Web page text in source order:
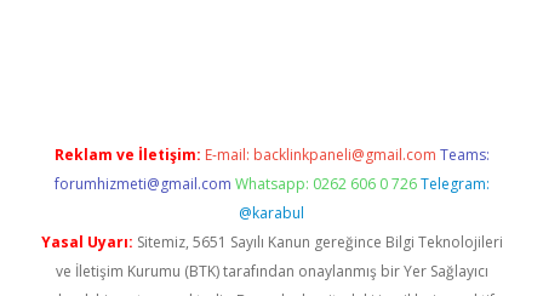
Reklam ve İletişim: E-mail: backlinkpaneli@gmail.com Teams:
forumhizmeti@gmail.com Whatsapp: 0262 606 0 726 Telegram:
@karabul
Yasal Uyarı: Sitemiz, 5651 Sayılı Kanun gereğince Bilgi Teknolojileri
ve İletişim Kurumu (BTK) tarafından onaylanmış bir Yer Sağlayıcı